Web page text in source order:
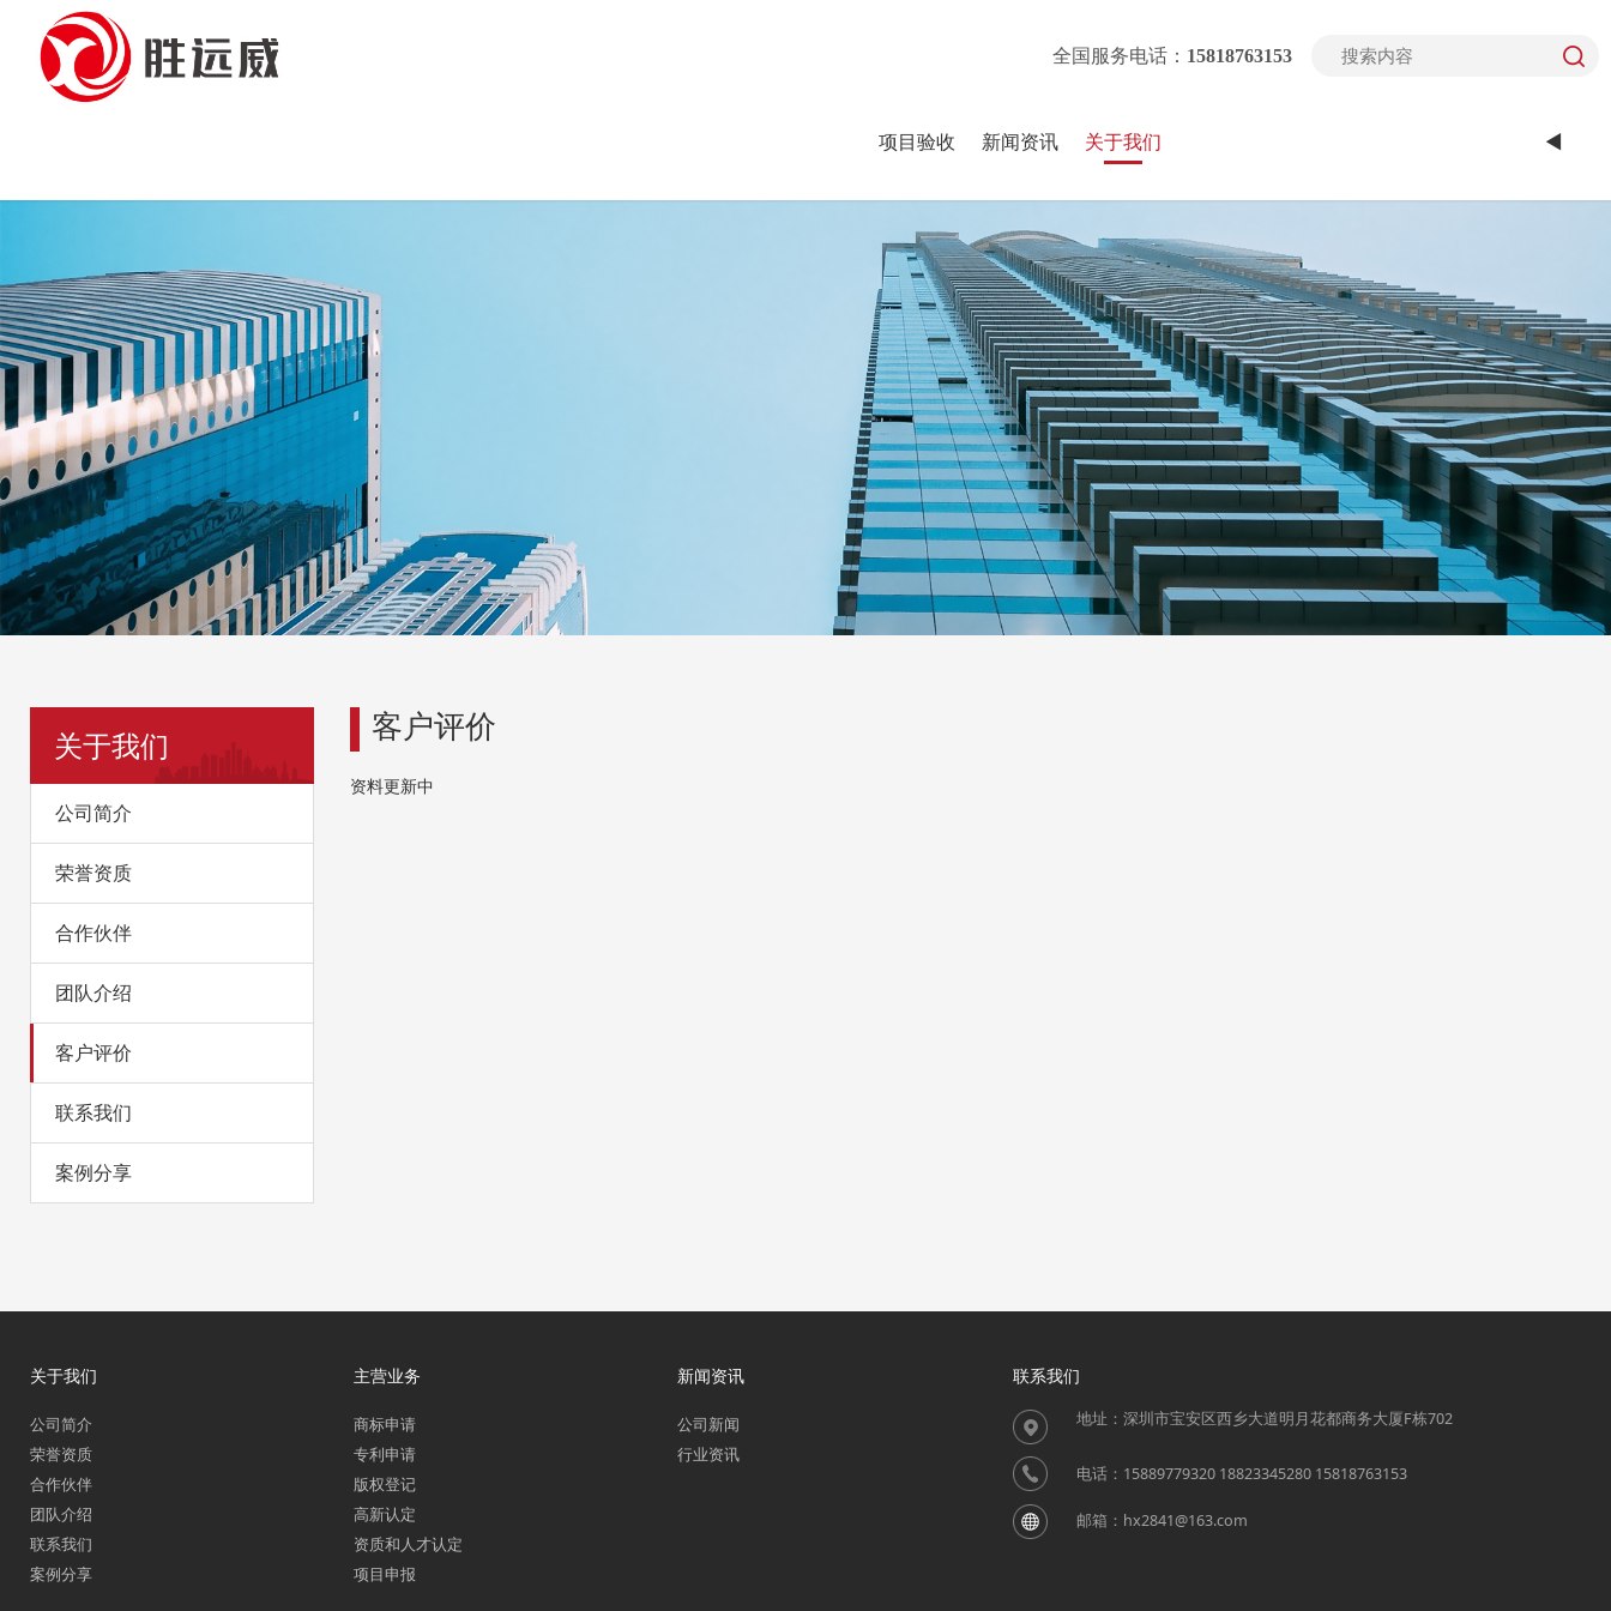
全国服务电话： 15818763153
项目验收 新闻资讯 关于我们 ◄
关于我们
公司简介
荣誉资质
合作伙伴
团队介绍
客户评价
联系我们
案例分享
客户评价
资料更新中
关于我们
公司简介
荣誉资质
合作伙伴
团队介绍
联系我们
案例分享
主营业务
商标申请
专利申请
版权登记
高新认定
资质和人才认定
项目申报
新闻资讯
公司新闻
行业资讯
联系我们
地址：深圳市宝安区西乡大道明月花都商务大厦F栋702
电话：15889779320 18823345280 15818763153
邮箱：hx2841@163.com